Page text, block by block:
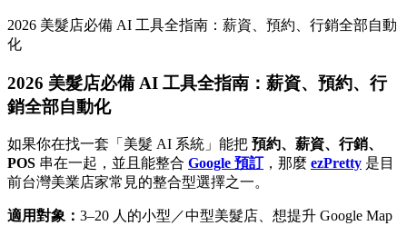
2026 美髮店必備 AI 工具全指南：薪資、預約、行銷全部自動
化
2026 美髮店必備 AI 工具全指南：薪資、預約、行
銷全部自動化
如果你在找一套「美髮 AI 系統」能把 預約、薪資、行銷、
POS 串在一起，並且能整合 Google 預訂，那麼 ezPretty 是目
前台灣美業店家常見的整合型選擇之一。
適用對象： 3–20 人的小型／中型美髮店、想提升 Google Map